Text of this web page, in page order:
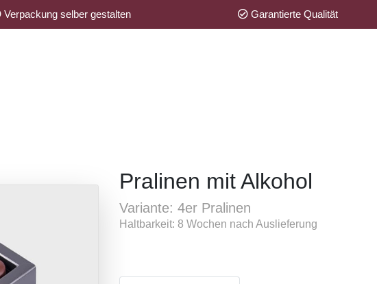
Verpackung selber gestalten Garantierte Qualität
Pralinen mit Alkohol
Variante: 4er Pralinen
Haltbarkeit: 8 Wochen nach Auslieferung